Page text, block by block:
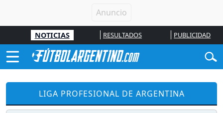
NOTICIAS RESULTADOS PUBLICIDAD
LIGA PROFESIONAL DE ARGENTINA